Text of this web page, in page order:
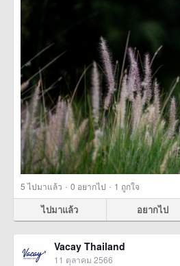
5ไปมาแล้ว · 0 อยากไป · 1 ถูกใจ
ไปมาแล้ว อยากไป
Vacay Thailand
11 ตุลาคม 2566